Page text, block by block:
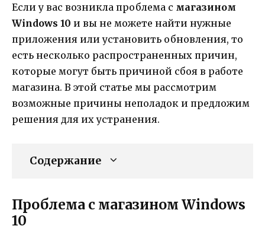
Если у вас возникла проблема с магазином
Windows 10 и вы не можете найти нужные
приложения или установить обновления, то
есть несколько распространенных причин,
которые могут быть причиной сбоя в работе
магазина. В этой статье мы рассмотрим
возможные причины неполадок и предложим
решения для их устранения.
Содержание
Проблема с магазином Windows
10